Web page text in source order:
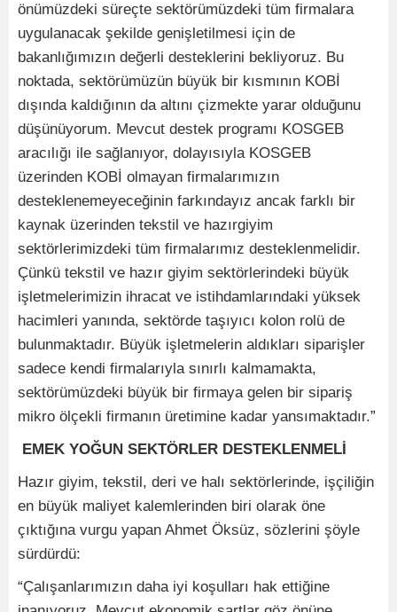
önümüzdeki süreçte sektörümüzdeki tüm firmalara
uygulanacak şekilde genişletilmesi için de
bakanlığımızın değerli desteklerini bekliyoruz. Bu
noktada, sektörümüzün büyük bir kısmının KOBİ
dışında kaldığının da altını çizmekte yarar olduğunu
düşünüyorum. Mevcut destek programı KOSGEB
aracılığı ile sağlanıyor, dolayısıyla KOSGEB
üzerinden KOBİ olmayan firmalarımızın
desteklenemeyeceğinin farkındayız ancak farklı bir
kaynak üzerinden tekstil ve hazırgiyim
sektörlerimizdeki tüm firmalarımız desteklenmelidir.
Çünkü tekstil ve hazır giyim sektörlerindeki büyük
işletmelerimizin ihracat ve istihdamlarındaki yüksek
hacimleri yanında, sektörde taşıyıcı kolon rolü de
bulunmaktadır. Büyük işletmelerin aldıkları siparişler
sadece kendi firmalarıyla sınırlı kalmamakta,
sektörümüzdeki büyük bir firmaya gelen bir sipariş
mikro ölçekli firmanın üretimine kadar yansımaktadır.”
EMEK YOĞUN SEKTÖRLER DESTEKLENMELİ
Hazır giyim, tekstil, deri ve halı sektörlerinde, işçiliğin
en büyük maliyet kalemlerinden biri olarak öne
çıktığına vurgu yapan Ahmet Öksüz, sözlerini şöyle
sürdürdü:
“Çalışanlarımızın daha iyi koşulları hak ettiğine